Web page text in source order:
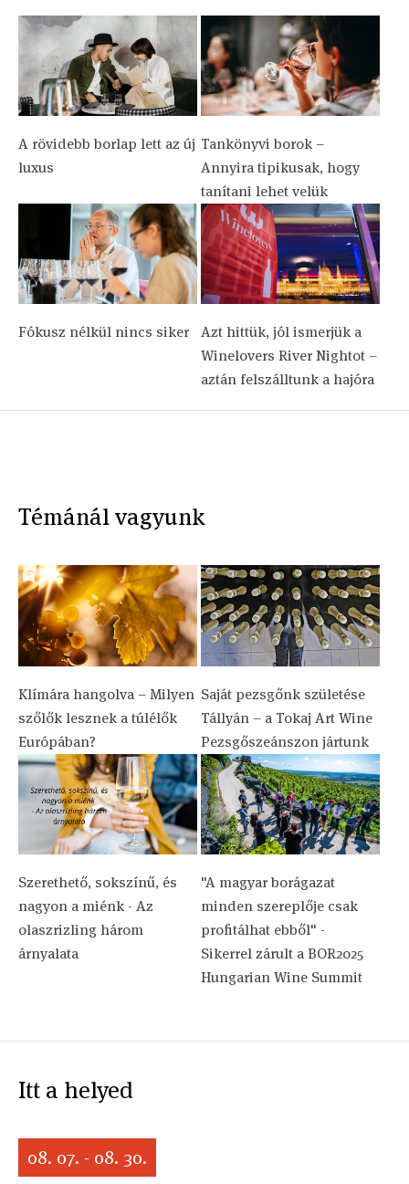
A rövidebb borlap lett az új
luxus
Tankönyvi borok –
Annyira tipikusak, hogy
tanítani lehet velük
Fókusz nélkül nincs siker
Azt hittük, jól ismerjük a
Winelovers River Nightot –
aztán felszálltunk a hajóra
Témánál vagyunk
Klímára hangolva – Milyen
szőlők lesznek a túlélők
Európában?
Saját pezsgőnk születése
Tállyán – a Tokaj Art Wine
Pezsgőszeánszon jártunk
Szerethető, sokszínű, és
nagyon a miénk - Az
olaszrizling három
árnyalata
"A magyar borágazat
minden szereplője csak
profitálhat ebből" -
Sikerrel zárult a BOR2025
Hungarian Wine Summit
Itt a helyed
08. 07. - 08. 30.